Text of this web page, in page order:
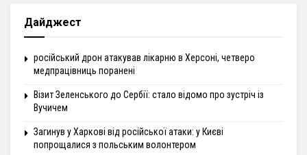
Дайджест
російський дрон атакував лікарню в Херсоні, четверо
медпрацівниць поранені
Візит Зеленського до Сербії: стало відомо про зустріч із
Вучичем
Загинув у Харкові від російської атаки: у Києві
попрощалися з польським волонтером